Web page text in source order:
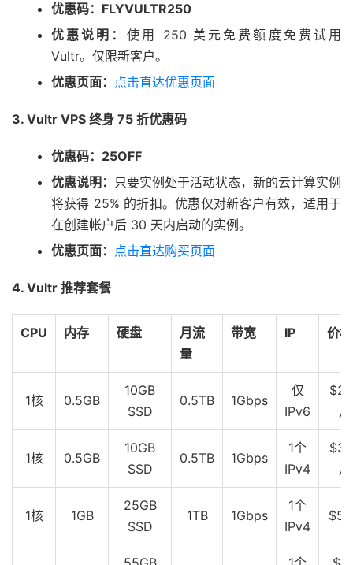
优惠码：FLYVULTR250
优惠说明： 使用 250 美元免费额度免费试用
Vultr。仅限新客户。
优惠页面： 点击直达优惠页面
3. Vultr VPS 终身 75 折优惠码
优惠码：25OFF
优惠说明： 只要实例处于活动状态，新的云计算实例
将获得 25% 的折扣。优惠仅对新客户有效，适用于
在创建帐户后 30 天内启动的实例。
优惠页面： 点击直达购买页面
4. Vultr 推荐套餐
CPU 内存 硬盘
月流
量
带宽 IP 价格
1核 0.5GB
10GB
SSD
0.5TB 1Gbps
仅
IPv6
月
1核 0.5GB
10GB
SSD
0.5TB 1Gbps
1个
IPv4
月
1核 1GB
25GB
SSD
1TB 1Gbps
1个
IPv4
$5/